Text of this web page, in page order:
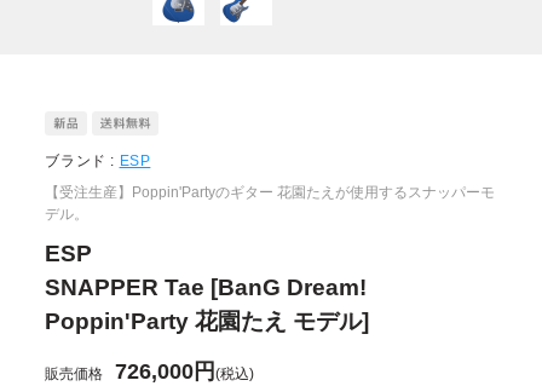
ブランド : ESP
【受注生産】Poppin'Partyのギター 花園たえが使用するスナッパーモ
デル。
ESP
SNAPPER Tae [BanG Dream!
Poppin'Party 花園たえ モデル]
販売価格 726,000円(税込)